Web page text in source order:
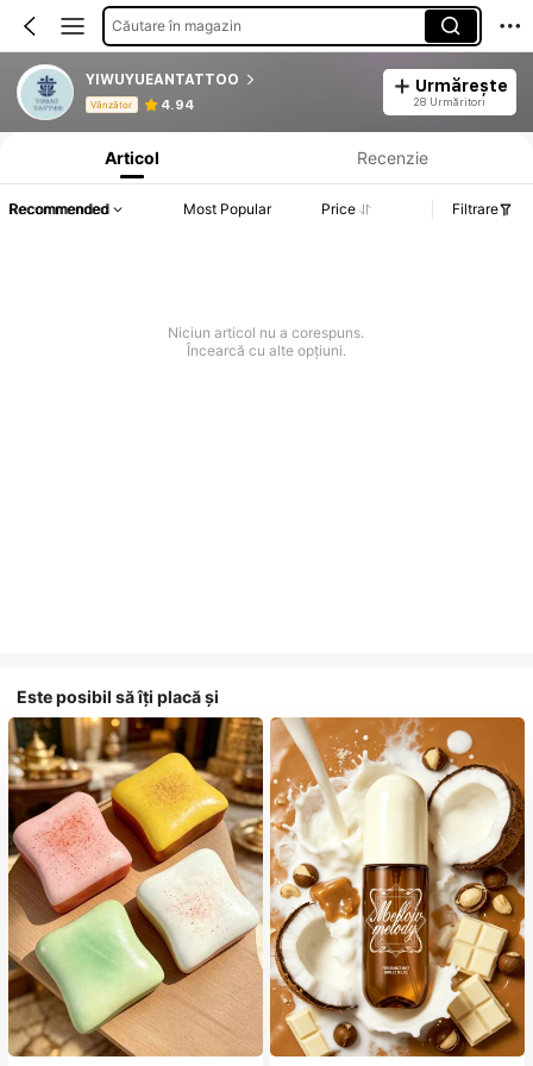
Căutare în magazin
YIWUYUEANTATTOO
Vânzător 4.94
Urmărește
28 Urmăritori
Informații despre produs: Divulgarea prețului, detalii privind vânzările și stocul.
Articol Recenzie
Recommended Most Popular Price Filtrare
Niciun articol nu a corespuns.
Încearcă cu alte opțiuni.
Este posibil să îți placă și